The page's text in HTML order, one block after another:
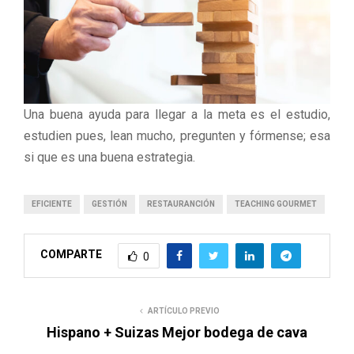
Una buena ayuda para llegar a la meta es el estudio,
estudien pues, lean mucho, pregunten y fórmense; esa
si que es una buena estrategia.
EFICIENTE GESTIÓN RESTAURANCIÓN TEACHING GOURMET
COMPARTE 0
ARTÍCULO PREVIO
Hispano + Suizas Mejor bodega de cava